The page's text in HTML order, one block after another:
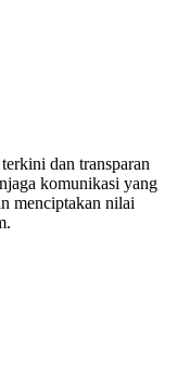
dan transparan
komunikasi yang
menciptakan nilai